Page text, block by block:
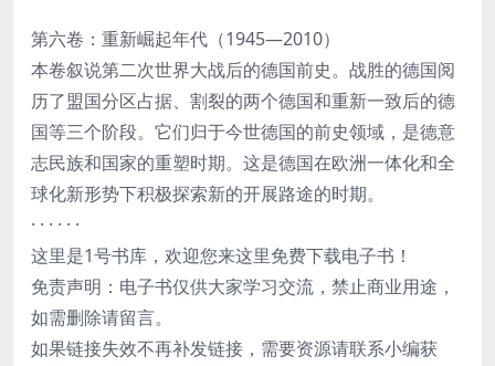
第六卷：重新崛起年代（1945—2010）
本卷叙说第二次世界大战后的德国前史。战胜的德国阅
历了盟国分区占据、割裂的两个德国和重新一致后的德
国等三个阶段。它们归于今世德国的前史领域，是德意
志民族和国家的重塑时期。这是德国在欧洲一体化和全
球化新形势下积极探索新的开展路途的时期。
· · · · · ·
这里是1号书库，欢迎您来这里免费下载电子书！
免责声明：电子书仅供大家学习交流，禁止商业用途，
如需删除请留言。
如果链接失效不再补发链接，需要资源请联系小编获